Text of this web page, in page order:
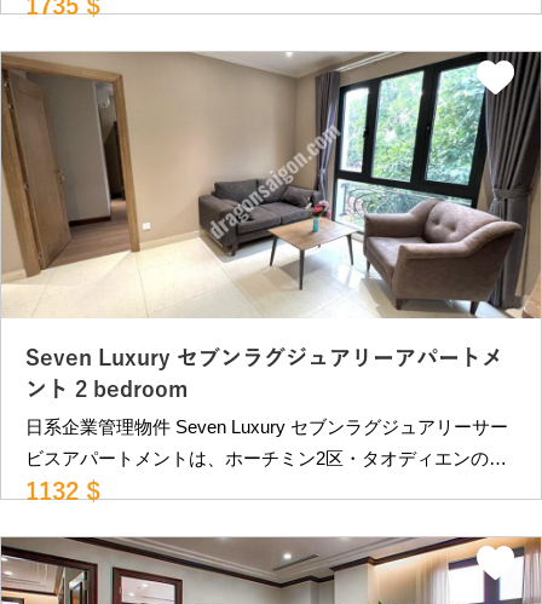
＿＿＿＿＿＿＿＿＿＿＿＿ ベトナム・ホーチミンの不動産
屋 ドラゴンハウジング （2007年創業）
https://dragonsaigon.com/ info@dragonsaigon.com
トです。 メトロ駅に至近で便利な立地。館内は洗練された
らしたい方向きの物件です。 近隣にはカフェ、レストラン
が多数あり、ビンコムメガモールも徒歩10分程度にありま
す。 レタントン日本人街へも車で約15分程、第2の日本人街
PHAM VIET CHANH st.にも車で10分程と便利な立地です。
日系企業管理物件で安心です。 部屋タイプ •2ベッドルー
ム（80㎡）：1132USD〜 （30,000,000VND） •2ベッドル
ーム（90㎡）：1735USD〜 （46,000,000VND) バルコニー
あり。 ＊ VAT,インターネット,掃除週2回、ベットシーツ交
換：週１回込み ＊別途費用：電気代：4,800VND/kWh 水道
代：210,000VND/persons ※ランドリーサービスは提供ござ
いません。 専有部に洗濯機及び乾燥機がございます。 空
室状況等により変動。詳細はお問合せください。 ＿＿＿＿
ベトナム・ホーチミンの不動産屋 ドラゴンハウジング
（2007年創業） https://dragonsaigon.com/
info@dragonsaigon.com 0903.009.501
1735 $
Seven Luxury セブンラグジュアリーアパートメ
ント 2 bedroom
日系企業管理物件 Seven Luxury セブンラグジュアリーサー
ビスアパートメントは、ホーチミン2区・タオディエンの人
気サービスアパートです。 メトロ駅に至近で便利な立地。
エリアで静かに暮らしたい方向きの物件です。 近隣にはカ
フェ、レストランが多数あり、ビンコムメガモールも徒歩10
1132 $